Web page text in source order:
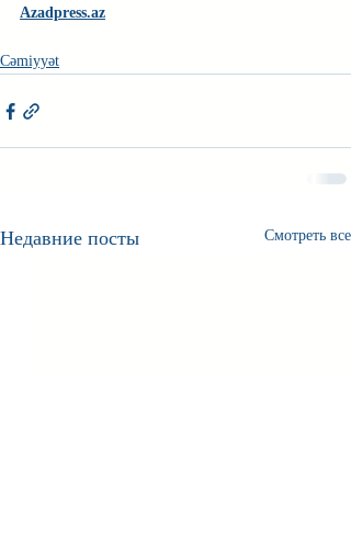
Azadpress.az
Cəmiyyət
Недавние посты Смотреть все